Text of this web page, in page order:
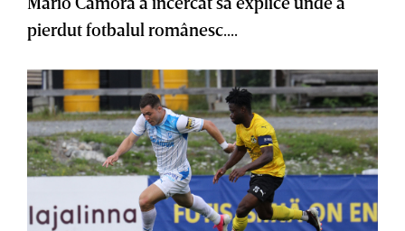
pierdut fotbalul românesc....